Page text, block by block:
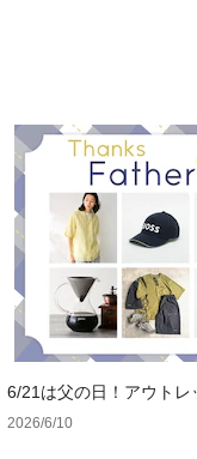
6/21は父の日！アウトレ
フト特集
2026/6/10